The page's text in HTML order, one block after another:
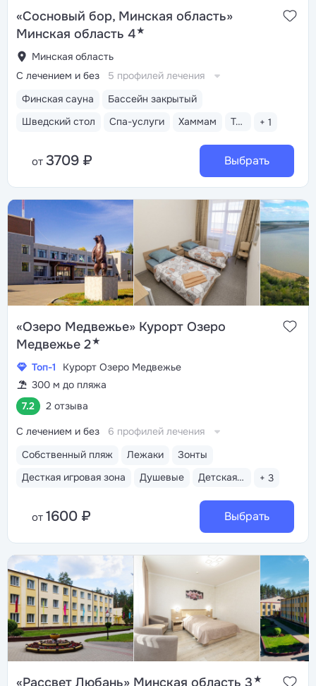
«Сосновый бор, Минская область»
Минская область 4★
Минская область
Финская сауна
Бассейн закрытый
Шведский стол
Спа-услуги Хаммам Тренажерный зал + 1
С лечением и без 5 профилей лечения
от 3709 ₽ Выбрать
«Озеро Медвежье» Курорт Озеро
Медвежье 2★
Топ-1
Курорт Озеро Медвежье
300 м до пляжа
7.2
2 отзыва
Собственный пляж Лежаки
Зонты
Десткая игровая зона
Душевые Детская площадка на пляже + 3
С лечением и без 6 профилей лечения
от 1600 ₽ Выбрать
«Рассвет Любань» Минская область 3★